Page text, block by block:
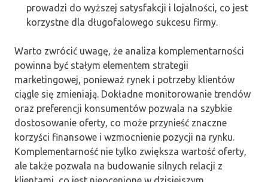
prowadzi do wyższej satysfakcji i lojalności, co jest
korzystne dla długofalowego sukcesu firmy.
Warto zwrócić uwagę, że analiza komplementarności
powinna być stałym elementem strategii
marketingowej, ponieważ rynek i potrzeby klientów
ciągle się zmieniają. Dokładne monitorowanie trendów
oraz preferencji konsumentów pozwala na szybkie
dostosowanie oferty, co może przynieść znaczne
korzyści finansowe i wzmocnienie pozycji na rynku.
Komplementarność nie tylko zwiększa wartość oferty,
ale także pozwala na budowanie silnych relacji z